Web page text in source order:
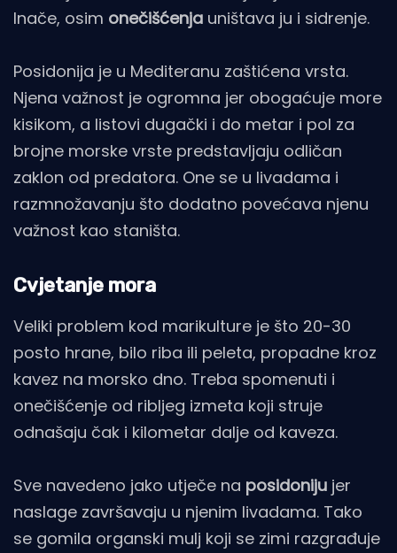
Inače, osim onečišćenja uništava ju i sidrenje.
Posidonija je u Mediteranu zaštićena vrsta.
Njena važnost je ogromna jer obogaćuje more
kisikom, a listovi dugački i do metar i pol za
brojne morske vrste predstavljaju odličan
zaklon od predatora. One se u livadama i
razmnožavanju što dodatno povećava njenu
važnost kao staništa.
Cvjetanje mora
Veliki problem kod marikulture je što 20-30
posto hrane, bilo riba ili peleta, propadne kroz
kavez na morsko dno. Treba spomenuti i
onečišćenje od ribljeg izmeta koji struje
odnašaju čak i kilometar dalje od kaveza.
Sve navedeno jako utječe na posidoniju jer
naslage završavaju u njenim livadama. Tako
se gomila organski mulj koji se zimi razgrađuje